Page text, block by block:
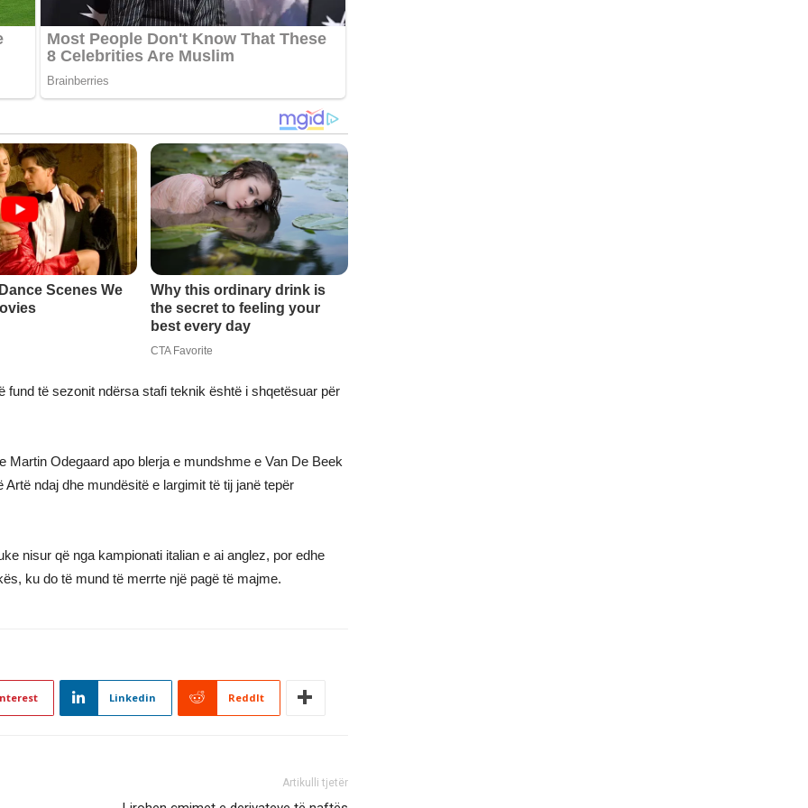
të sezonit ndërsa stafi teknik është i shqetësuar për
Odegaard apo blerja e mundshme e Van De Beek
ndaj dhe mundësitë e largimit të tij janë tepër
nisur që nga kampionati italian e ai anglez, por edhe
ku do të mund të merrte një pagë të majme.
Linkedin ReddIt
Artikulli tjetër